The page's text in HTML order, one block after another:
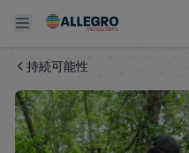
Back To Main Menu
製品
Back To Main Menu
用途
Back To Main Menu
設計サポート
Back To Main Menu
技術リソース
Back To Main Menu
ALLEGRO について
持続可能性